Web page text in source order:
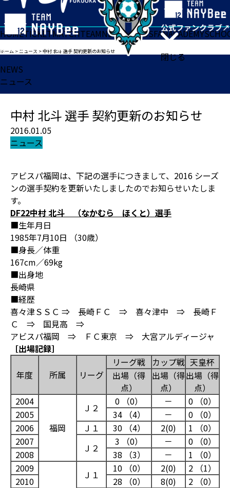
閉じる
HOMETICKETMATCHTEAMNEWSGOODSFANACADEMY
ホーム >ニュース >中村 北斗 選手 契約更新のお知らせ
NEWS
ニュース
中村 北斗 選手 契約更新のお知らせ
2016.01.05
ニュース
アビスパ福岡は、下記の選手につきまして、2016 シーズ
ンの選手契約を更新いたしましたのでお知らせいたしま
す。
DF22中村 北斗 （なかむら ほくと）選手
■生年月日
1985年7月10日 （30歳）
■身長／体重
167cm／69kg
■出身地
長崎県
■経歴
喜々津ＳＳＣ ⇒ 長崎ＦＣ ⇒ 喜々津中 ⇒ 長崎Ｆ
Ｃ ⇒ 国見高 ⇒
アビスパ福岡 ⇒ ＦＣ東京 ⇒ 大宮アルディージャ
［出場記録］
年度 所属 リーグ
リーグ戦 カップ戦 天皇杯
出場（得
点）
出場（得
点）
出場（得
点）
2004
福岡
Ｊ２
0 （0） －
0 （0）
2005
34 （4） －
0 （0）
2006
Ｊ１ 30 （4） 2(0)
1 （0）
2007
Ｊ２
3 （0） －
0 （0）
2008
38 （3） －
1 （0）
2009
Ｊ１
10 （0） 2(0)
2 （1）
2010
28 （0） 8(0)
2 （0）